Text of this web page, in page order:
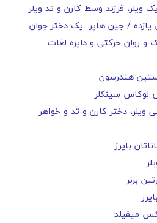
ویلر، فرزند وسط کارن و تد ویلر
یازده / جین هاپر یک دختر جوان
و روان حرکتی و دایره لغات
هندرسون
لوکاس سینکلر
دختر کارن و تد و خواهر
بایرز
برنر
میفیلد